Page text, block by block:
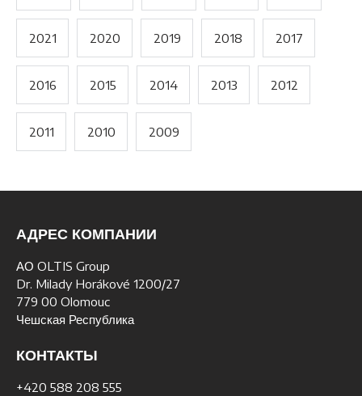
2021 2020 2019 2018 2017
2016 2015 2014 2013 2012
2011 2010 2009
АДРЕС КОМПАНИИ
АО OLTIS Group
Dr. Milady Horákové 1200/27
779 00 Olomouc
Чешская Республика
КОНТАКТЫ
+420 588 208 555